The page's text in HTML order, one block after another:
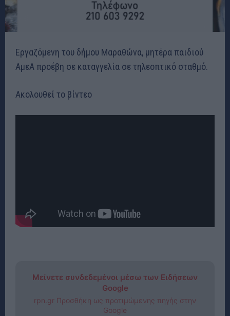
Eργαζόμενη του δήμου Μαραθώνα, μητέρα παιδιού
ΑμεΑ προέβη σε καταγγελία σε τηλεοπτικό σταθμό.
Ακολουθεί το βίντεο
Μείνετε συνδεδεμένοι μέσω των Ειδήσεων
Google
rpn.gr Προσθήκη ως προτιμώμενης πηγής στην
Google